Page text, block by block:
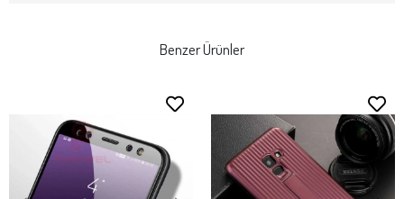
Benzer Ürünler